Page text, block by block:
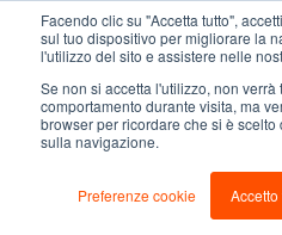
Facendo clic su "Accetta tutto",
sul tuo dispositivo per migliorare la
l'utilizzo del sito e assistere nelle
Se non si accetta l'utilizzo, non verrà
comportamento durante visita, ma
browser per ricordare che si è
sulla navigazione.
Preferenze cookie Accetto
Break-